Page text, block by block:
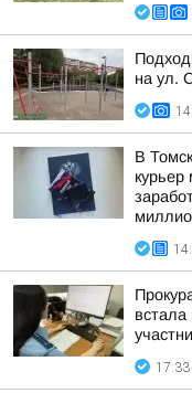
на ул.
В
курьер
встала
17:33